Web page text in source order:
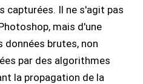
capturées. Il ne s'agit pas
mais d'une
données brutes, non
par des algorithmes
la propagation de la